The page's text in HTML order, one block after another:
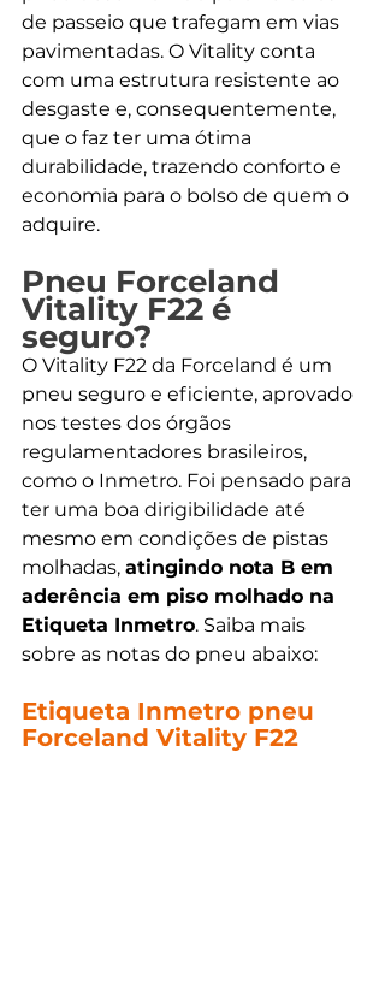
de passeio que trafegam em vias
pavimentadas. O Vitality conta
com uma estrutura resistente ao
desgaste e, consequentemente,
que o faz ter uma ótima
durabilidade, trazendo conforto e
economia para o bolso de quem o
adquire.
Pneu Forceland
Vitality F22 é
seguro?
O Vitality F22 da Forceland é um
pneu seguro e eficiente, aprovado
nos testes dos órgãos
regulamentadores brasileiros,
como o Inmetro. Foi pensado para
ter uma boa dirigibilidade até
mesmo em condições de pistas
molhadas, atingindo nota B em
aderência em piso molhado na
Etiqueta Inmetro. Saiba mais
sobre as notas do pneu abaixo:
Etiqueta Inmetro pneu
Forceland Vitality F22